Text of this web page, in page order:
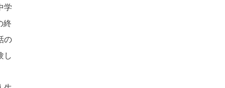
学
終
の
し